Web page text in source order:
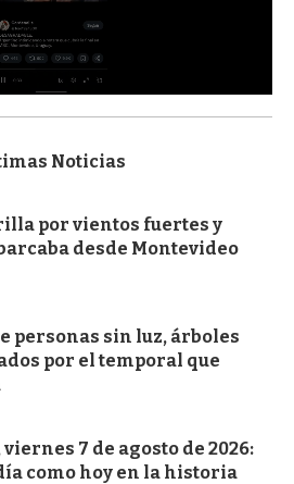
Noticias
por vientos fuertes y
desde Montevideo
personas sin luz, árboles
por el temporal que
7 de agosto de 2026:
como hoy en la historia